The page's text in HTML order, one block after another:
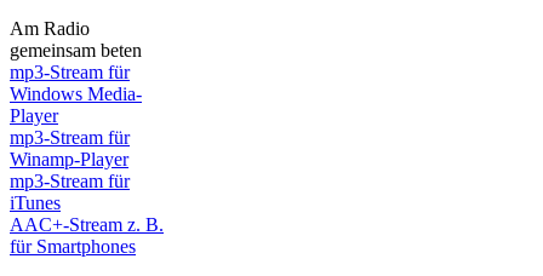
Am Radio
gemeinsam beten
mp3-Stream für
Windows Media-
Player
mp3-Stream für
Winamp-Player
mp3-Stream für
iTunes
AAC+-Stream z. B.
für Smartphones